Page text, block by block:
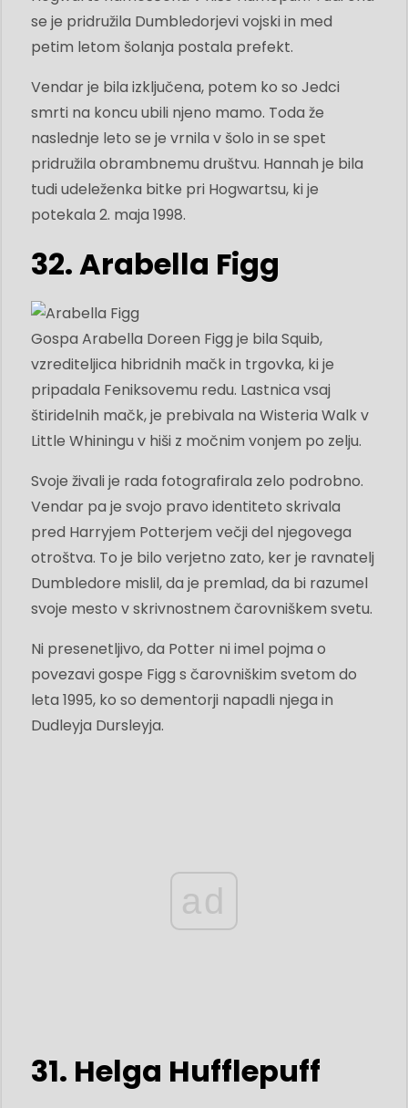
se je pridružila Dumbledorjevi vojski in med
petim letom šolanja postala prefekt.
Vendar je bila izključena, potem ko so Jedci
smrti na koncu ubili njeno mamo. Toda že
naslednje leto se je vrnila v šolo in se spet
pridružila obrambnemu društvu. Hannah je bila
tudi udeleženka bitke pri Hogwartsu, ki je
potekala 2. maja 1998.
32. Arabella Figg
Gospa Arabella Doreen Figg je bila Squib,
vzrediteljica hibridnih mačk in trgovka, ki je
pripadala Feniksovemu redu. Lastnica vsaj
štiridelnih mačk, je prebivala na Wisteria Walk v
Little Whiningu v hiši z močnim vonjem po zelju.
Svoje živali je rada fotografirala zelo podrobno.
Vendar pa je svojo pravo identiteto skrivala
pred Harryjem Potterjem večji del njegovega
otroštva. To je bilo verjetno zato, ker je ravnatelj
Dumbledore mislil, da je premlad, da bi razumel
svoje mesto v skrivnostnem čarovniškem svetu.
Ni presenetljivo, da Potter ni imel pojma o
povezavi gospe Figg s čarovniškim svetom do
leta 1995, ko so dementorji napadli njega in
Dudleyja Dursleyja.
ad
31. Helga Hufflepuff